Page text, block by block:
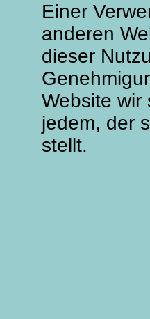
Einer
anderen
dieser
Website wir
jedem, der
stellt.